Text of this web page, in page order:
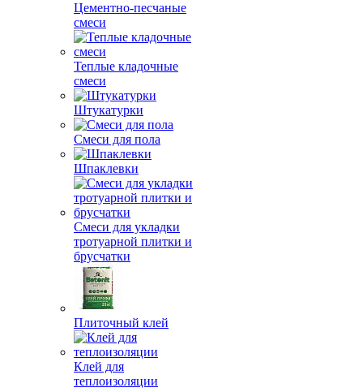
Цементно-песчаные
смеси
Теплые кладочные
смеси
Штукатурки
Смеси для пола
Шпаклевки
Смеси для укладки
тротуарной плитки и
брусчатки
Плиточный клей
Клей для
теплоизоляции